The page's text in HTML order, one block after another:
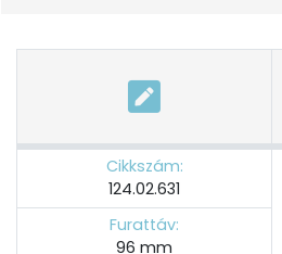
Cikkszám:
124.02.631
Furattáv:
96 mm